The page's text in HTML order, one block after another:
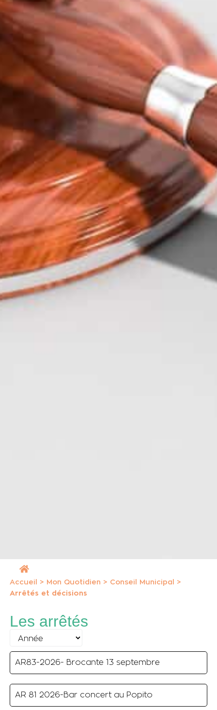
Accueil > Mon Quotidien > Conseil Municipal
>
Arrêtés et décisions
Les arrêtés
AR83-2026- Brocante 13 septembre
AR 81 2026-Bar concert au Popito